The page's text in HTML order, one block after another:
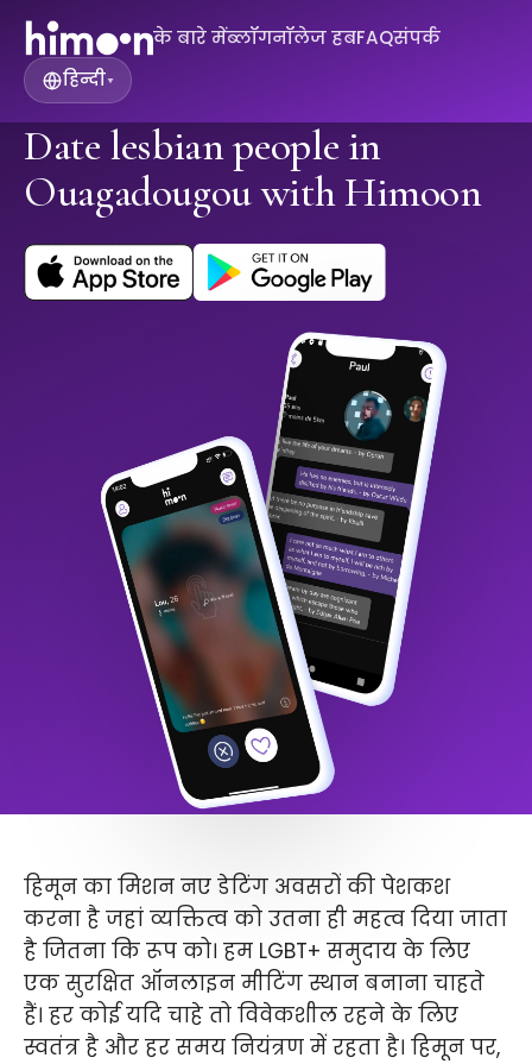
के बारे मेंब्लॉगनॉलेज हबFAQसंपर्क
हिन्दी▾
Date lesbian people in
Ouagadougou with Himoon
हिमून का मिशन नए डेटिंग अवसरों की पेशकश
करना है जहां व्यक्तित्व को उतना ही महत्व दिया जाता
है जितना कि रूप को। हम LGBT+ समुदाय के लिए
एक सुरक्षित ऑनलाइन मीटिंग स्थान बनाना चाहते
हैं। हर कोई यदि चाहे तो विवेकशील रहने के लिए
स्वतंत्र है और हर समय नियंत्रण में रहता है। हिमून पर,